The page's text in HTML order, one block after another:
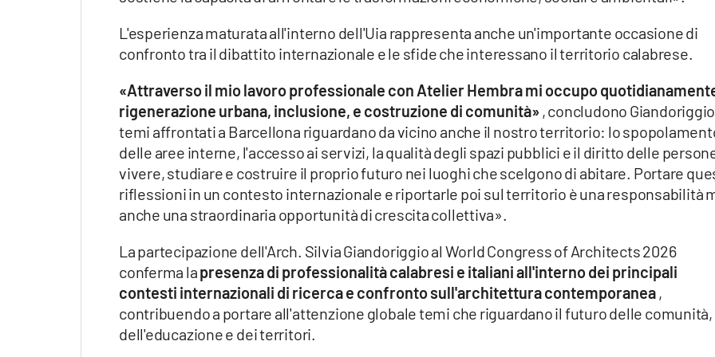
L'esperienza maturata all'interno dell'Uia rappresenta anche un'importante occasione di
confronto tra il dibattito internazionale e le sfide che interessano il territorio calabrese.
«Attraverso il mio lavoro professionale con Atelier Hembra mi occupo
rigenerazione urbana, inclusione, e costruzione di comunità» , concludono
temi affrontati a Barcellona riguardano da vicino anche il nostro territorio: lo
delle aree interne, l'accesso ai servizi, la qualità degli spazi pubblici e il diritto delle
vivere, studiare e costruire il proprio futuro nei luoghi che scelgono di abitare. Portare
riflessioni in un contesto internazionale e riportarle poi sul territorio è una responsabilità
anche una straordinaria opportunità di crescita collettiva».
La partecipazione dell'Arch. Silvia Giandoriggio al World Congress of Architects 2026
conferma lapresenza di professionalità calabresi e italiani all'interno dei principali
contesti internazionali di ricerca e confronto sull'architettura contemporanea ,
contribuendo a portare all'attenzione globale temi che riguardano il futuro delle comunità,
dell'educazione e dei territori.